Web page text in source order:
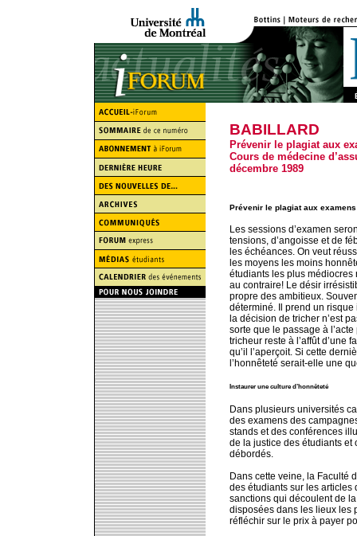
BABILLARD
Prévenir le plagiat aux
Cours de médecine
décembre 1989
Prévenir le plagiat aux examens
Les sessions d’examen
tensions, d’angoisse et de
les échéances. On veut
les moyens les moins
étudiants les plus médiocres
au contraire! Le désir
propre des ambitieux.
déterminé. Il prend un
la décision de tricher n’est
sorte que le passage à
tricheur reste à l’affût d’une
qu’il l’aperçoit. Si cette
l’honnêteté serait-elle une
Instaurer une culture d’honnêteté
Dans plusieurs universités
des examens des
stands et des conférences
de la justice des étudiants et
débordés.
Dans cette veine, la Faculté
des étudiants sur les
sanctions qui découlent de
disposées dans les lieux les
réfléchir sur le prix à payer